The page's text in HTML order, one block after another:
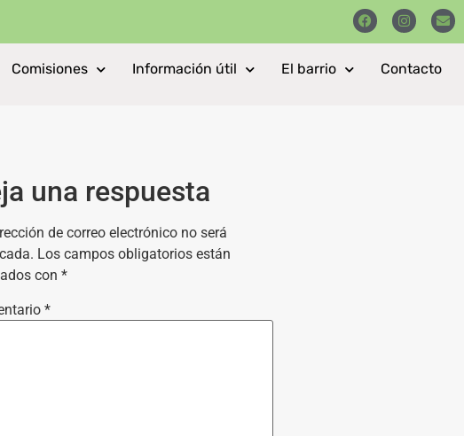
Comisiones Información útil El barrio Contacto
una respuesta
de correo electrónico no será
Los campos obligatorios están
con *
*